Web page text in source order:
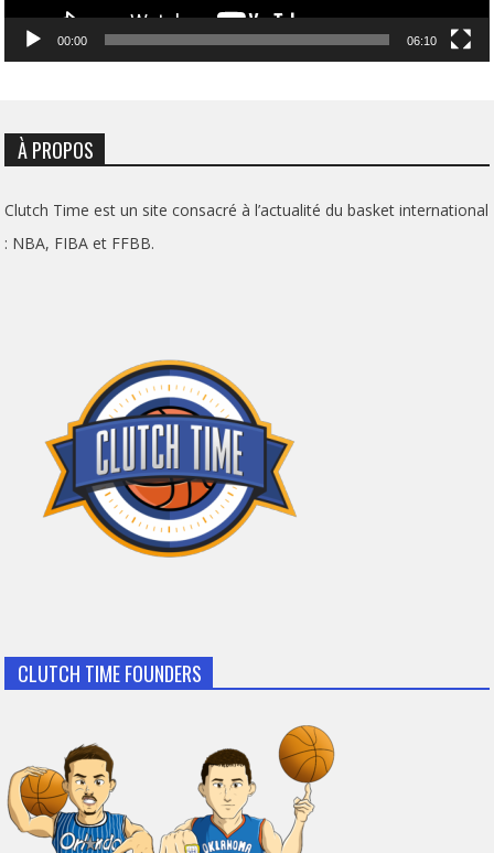
00:00 06:10
À PROPOS
Clutch Time est un site consacré à l’actualité du basket international
: NBA, FIBA et FFBB.
CLUTCH TIME FOUNDERS